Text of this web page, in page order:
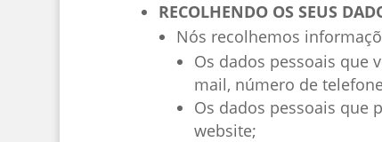
RECOLHENDO OS SEUS
Nós recolhemos
Os dados pessoais que
mail, número de
Os dados pessoais que
website;